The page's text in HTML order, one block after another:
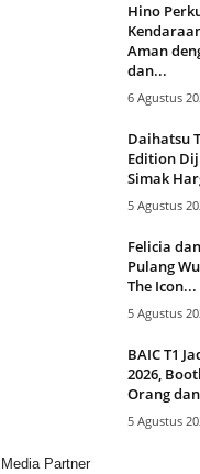
Hino
Aman
dan...
6 Agustus
Daihatsu
Edition
Simak
5 Agustus
Felicia
Pulang
The Icon...
5 Agustus
BAIC T1
2026,
Orang
5 Agustus
Media Partner